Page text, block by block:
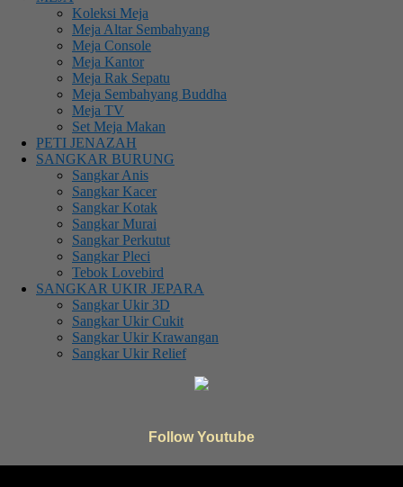
Koleksi Meja
Meja Altar Sembahyang
Meja Console
Meja Kantor
Meja Rak Sepatu
Meja Sembahyang Buddha
Meja TV
Set Meja Makan
PETI JENAZAH
SANGKAR BURUNG
Sangkar Anis
Sangkar Kacer
Sangkar Kotak
Sangkar Murai
Sangkar Perkutut
Sangkar Pleci
Tebok Lovebird
SANGKAR UKIR JEPARA
Sangkar Ukir 3D
Sangkar Ukir Cukit
Sangkar Ukir Krawangan
Sangkar Ukir Relief
Follow Youtube